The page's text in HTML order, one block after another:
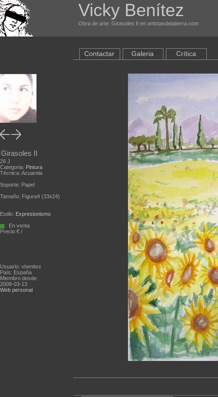
Vicky Benítez
Obra de arte: Girasoles II en artistasdelatierra.com
Girasoles II
26 J
Categoria: Pintura
Técnica: Acuarela
Soporte: Papel
Tamaño: Figura4 (33x24)
Estilo: Expresionismo
En venta
Precio € /
Usuario: vbenitez
País: España
Miembro desde:
2008-03-13
Web personal
Contactar Galeria Crítica